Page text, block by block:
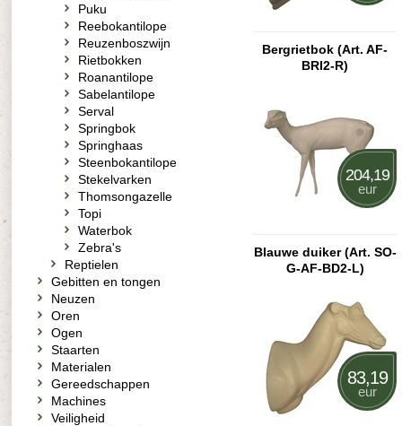
Bergrietbok (Art. AF-
BRI2-R)
204,19
eur
Blauwe duiker (Art. SO-
G-AF-BD2-L)
83,19
eur
Puku
Reebokantilope
Reuzenboszwijn
Rietbokken
Roanantilope
Sabelantilope
Serval
Springbok
Springhaas
Steenbokantilope
Stekelvarken
Thomsongazelle
Topi
Waterbok
Zebra's
Reptielen
Gebitten en tongen
Neuzen
Oren
Ogen
Staarten
Materialen
Gereedschappen
Machines
Veiligheid